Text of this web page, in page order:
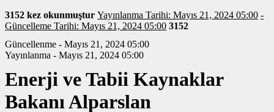
3152 kez okunmuştur Yayınlanma Tarihi: Mayıs 21, 2024 05:00 -
Güncelleme Tarihi: Mayıs 21, 2024 05:00 3152
Güncellenme - Mayıs 21, 2024 05:00
Yayınlanma - Mayıs 21, 2024 05:00
Enerji ve Tabii Kaynaklar
Bakanı Alparslan